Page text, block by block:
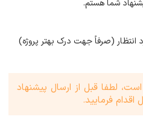
شما هستم.
انتظار (صرفاً جهت درک بهتر پروژه)
2 فایل مهم است، لطفا قبل از ارسال پیشنهاد
فرمایید.